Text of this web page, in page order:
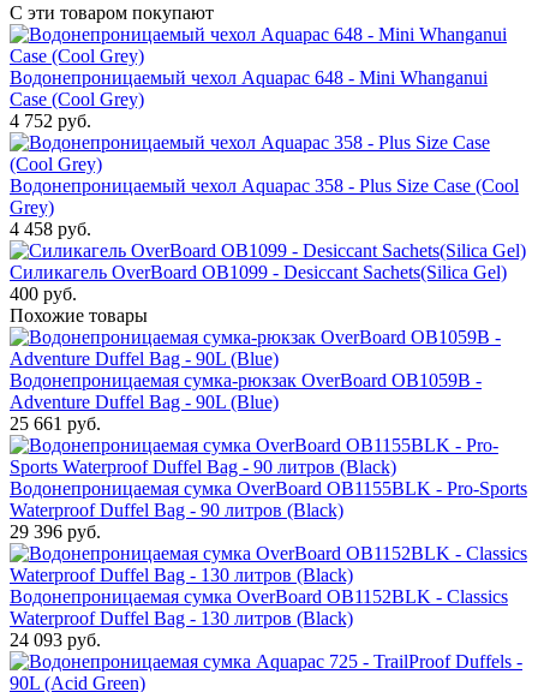
С эти товаром покупают
Водонепроницаемый чехол Aquapac 648 - Mini Whanganui
Case (Cool Grey)
4 752 руб.
Водонепроницаемый чехол Aquapac 358 - Plus Size Case (Cool
Grey)
4 458 руб.
Силикагель OverBoard OB1099 - Desiccant Sachets(Silica Gel)
400 руб.
Похожие товары
Водонепроницаемая сумка-рюкзак OverBoard OB1059B -
Adventure Duffel Bag - 90L (Blue)
25 661 руб.
Водонепроницаемая сумка OverBoard OB1155BLK - Pro-Sports
Waterproof Duffel Bag - 90 литров (Black)
29 396 руб.
Водонепроницаемая сумка OverBoard OB1152BLK - Classics
Waterproof Duffel Bag - 130 литров (Black)
24 093 руб.